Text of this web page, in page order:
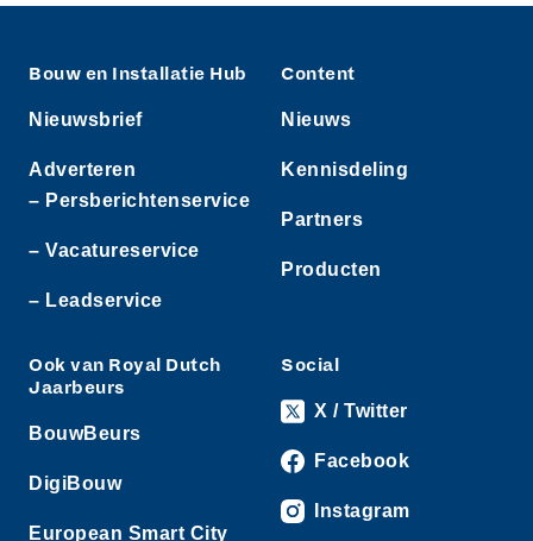
Bouw en Installatie Hub
Nieuwsbrief
Adverteren
– Persberichtenservice
– Vacatureservice
– Leadservice
Content
Nieuws
Kennisdeling
Partners
Producten
Ook van Royal Dutch
Jaarbeurs
BouwBeurs
DigiBouw
European Smart City
Social
X / Twitter
Facebook
Instagram